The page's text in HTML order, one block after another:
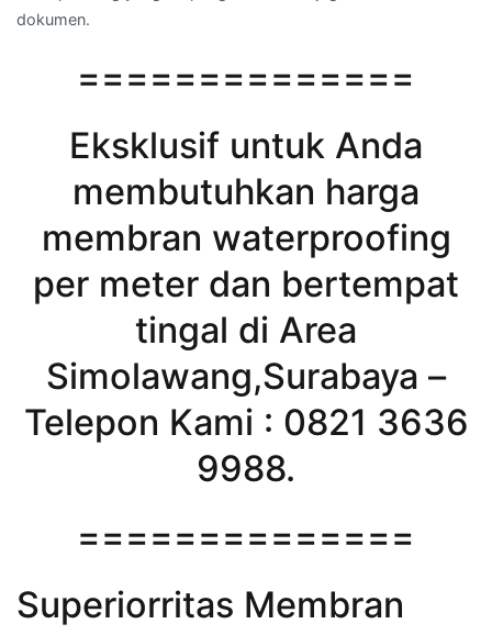
dokumen.
==============
Eksklusif untuk Anda
membutuhkan harga
membran waterproofing
per meter dan bertempat
tingal di Area
Simolawang,Surabaya –
Telepon Kami : 0821 3636
9988.
==============
Superiorritas Membran